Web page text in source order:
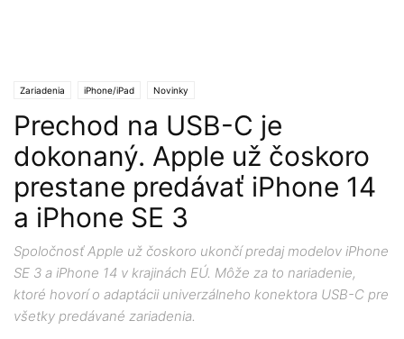
Zariadenia iPhone/iPad Novinky
Prechod na USB-C je
dokonaný. Apple už čoskoro
prestane predávať iPhone 14
a iPhone SE 3
Spoločnosť Apple už čoskoro ukončí predaj modelov iPhone
SE 3 a iPhone 14 v krajinách EÚ. Môže za to nariadenie,
ktoré hovorí o adaptácii univerzálneho konektora USB-C pre
všetky predávané zariadenia.